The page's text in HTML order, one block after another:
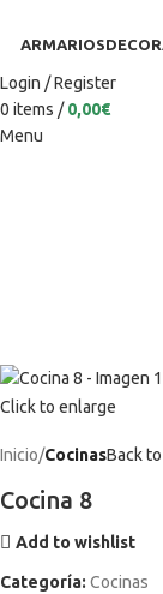
ARMARIOS
Login / Register
0 items / 0,00€
Menu
Click to enlarge
Inicio CocinasBack
Cocina 8
Add to wishlist
Categoría: Cocinas